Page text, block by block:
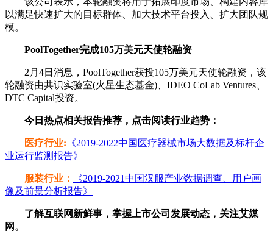
以满足快速扩大的目标群体、加大技术平台投入、扩大团队规
模。
PoolTogether完成105万美元天使轮融资
2月4日消息，PoolTogether获投105万美元天使轮融资，该
轮融资由共识实验室(火星生态基金)、IDEO CoLab Ventures、
DTC Capital投资。
今日热点相关报告推荐，点击阅读行业趋势：
医疗行业: 《2019-2022中国医疗器械市场大数据及标杆企
业运行监测报告》
服装行业：
《2019-2021中国汉服产业数据调查、用户画
像及前景分析报告》
了解互联网新鲜事，掌握上市公司发展动态，关注艾媒
网。